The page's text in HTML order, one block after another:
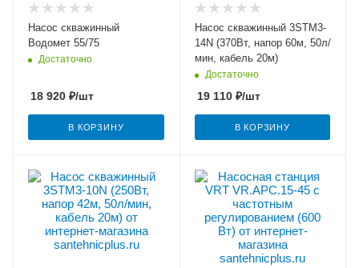
Насос скважинный
Водомет 55/75
Достаточно
18 920 ₽/шт
В КОРЗИНУ
Насос скважинный 3STM3-
14N (370Вт, напор 60м, 50л/
мин, кабель 20м)
Достаточно
19 110₽/шт
В КОРЗИНУ